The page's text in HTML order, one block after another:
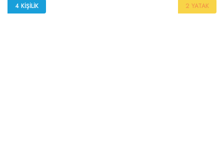
4 KIŞILIK 2 YATAK